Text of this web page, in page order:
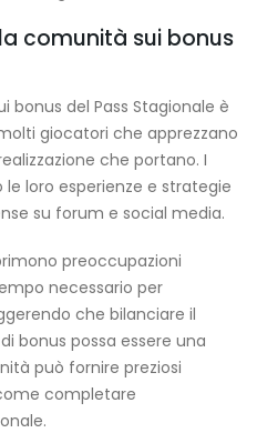
comunità sui bonus
bonus del Pass Stagionale è
giocatori che apprezzano
che portano. I
loro esperienze e strategie
su forum e social media.
preoccupazioni
necessario per
che bilanciare il
bonus possa essere una
può fornire preziosi
completare